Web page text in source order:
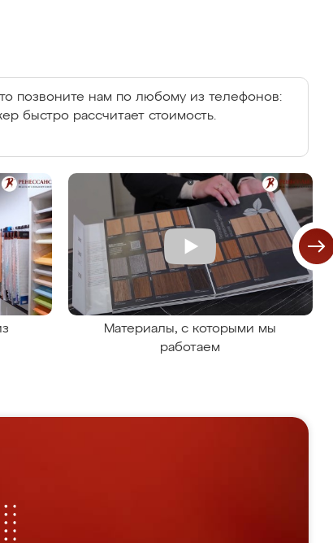
позвоните нам по любому из телефонов:
быстро рассчитает стоимость.
Материалы, с которыми мы
работаем